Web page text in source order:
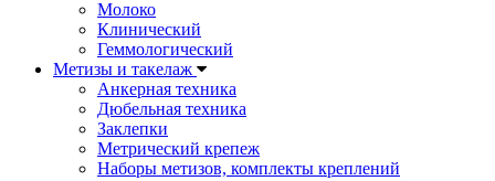
Молоко
Клинический
Геммологический
Метизы и такелаж
Анкерная техника
Дюбельная техника
Заклепки
Метрический крепеж
Наборы метизов, комплекты креплений